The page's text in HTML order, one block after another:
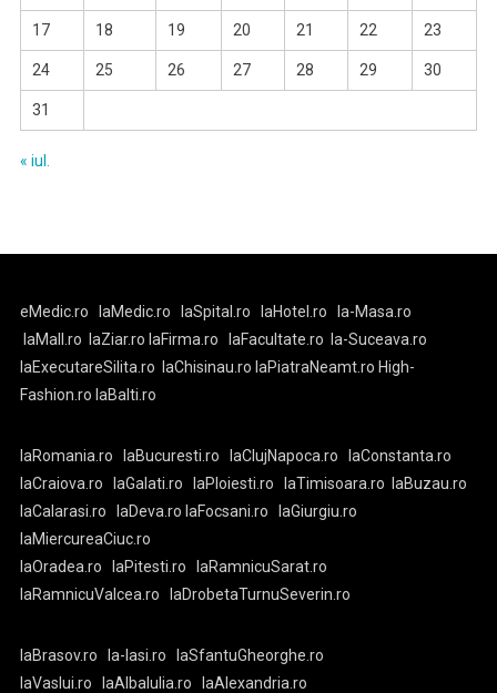
17 18 19 20 21 22 23
24 25 26 27 28 29 30
31
« iul.
eMedic.ro laMedic.ro laSpital.ro laHotel.ro
la-Masa.ro
laMall.ro
laZiar.ro laFirma.ro laFacultate.ro
la-Suceava.ro
laExecutareSilita.ro
laChisinau.ro laPiatraNeamt.ro High-
Fashion.ro laBalti.ro
laRomania.ro laBucuresti.ro laClujNapoca.ro
laConstanta.ro
laCraiova.ro
laGalati.ro laPloiesti.ro laTimisoara.ro
laBuzau.ro
laCalarasi.ro
laDeva.ro laFocsani.ro
laGiurgiu.ro
laMiercureaCiuc.ro
laOradea.ro
laPitesti.ro
laRamnicuSarat.ro
laRamnicuValcea.ro
laDrobetaTurnuSeverin.ro
laBrasov.ro la-Iasi.ro
laSfantuGheorghe.ro
laVaslui.ro
laAlbaIulia.ro laAlexandria.ro